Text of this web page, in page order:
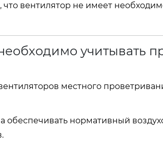
вентилятор не имеет
учитывать
местного
обеспечивать нормативный